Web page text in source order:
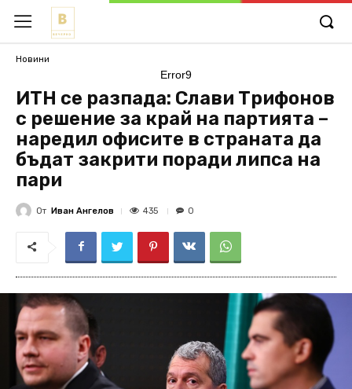
Новини
Error9
ИТН се разпада: Слави Трифонов
с решение за край на партията –
наредил офисите в страната да
бъдат закрити поради липса на
пари
От Иван Ангелов 435 0